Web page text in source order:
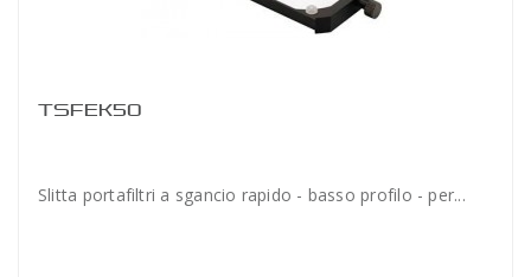
TSFEK50
Slitta portafiltri a sgancio rapido - basso profilo - per...